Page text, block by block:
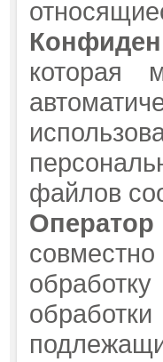
которая
файлов
Оператор